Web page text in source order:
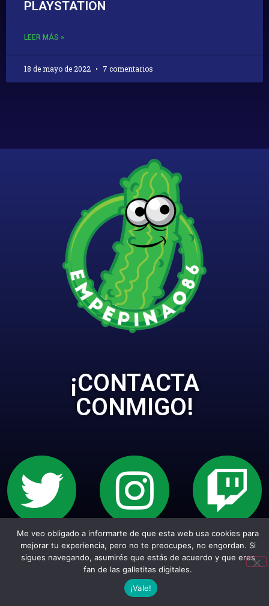
PLAYSTATION
LEER MÁS »
18 de mayo de 2022 7 comentarios
¡CONTACTA
CONMIGO!
Sitio web creado con Wordpress. Todos los
empepiderechos reservados.
Me veo obligado a informarte de que esta web usa cookies para
mejorar tu experiencia, pero no te preocupes, no engordan. Si
sigues navegando, asumirés que estás de acuerdo y que eres
fan de las galletitas digitales.
¡Vale!